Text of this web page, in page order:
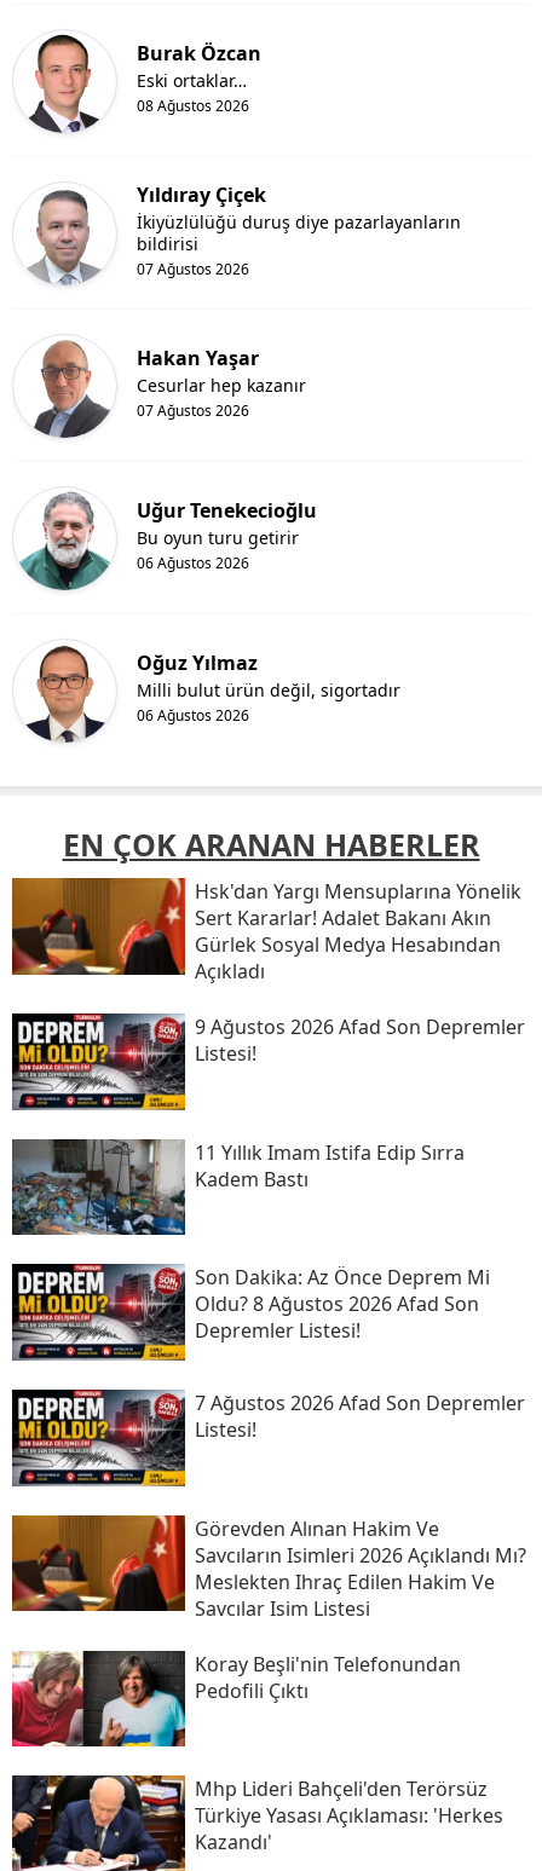
Burak Özcan
08 Ağustos 2026
Eski ortaklar…
Yıldıray Çiçek
07 Ağustos 2026
İkiyüzlülüğü duruş diye pazarlayanların
bildirisi
Hakan Yaşar
07 Ağustos 2026
Cesurlar hep kazanır
Uğur Tenekecioğlu
06 Ağustos 2026
Bu oyun turu getirir
Oğuz Yılmaz
06 Ağustos 2026
Milli bulut ürün değil, sigortadır
EN ÇOK ARANAN HABERLER
Hsk'dan Yargı Mensuplarına Yönelik
Sert Kararlar! Adalet Bakanı Akın
Gürlek Sosyal Medya Hesabından
Açıkladı
9 Ağustos 2026 Afad Son Depremler
Listesi!
11 Yıllık Imam Istifa Edip Sırra
Kadem Bastı
Son Daki̇ka: Az Önce Deprem Mi
Oldu? 8 Ağustos 2026 Afad Son
Depremler Listesi!
7 Ağustos 2026 Afad Son Depremler
Listesi!
Görevden Alınan Hakim Ve
Savcıların Isimleri 2026 Açıklandı Mı?
Meslekten Ihraç Edilen Hakim Ve
Savcılar Isim Listesi
Koray Beşli'nin Telefonundan
Pedofili Çıktı
Mhp Lideri Bahçeli'den Terörsüz
Türkiye Yasası Açıklaması: 'herkes
Kazandı'